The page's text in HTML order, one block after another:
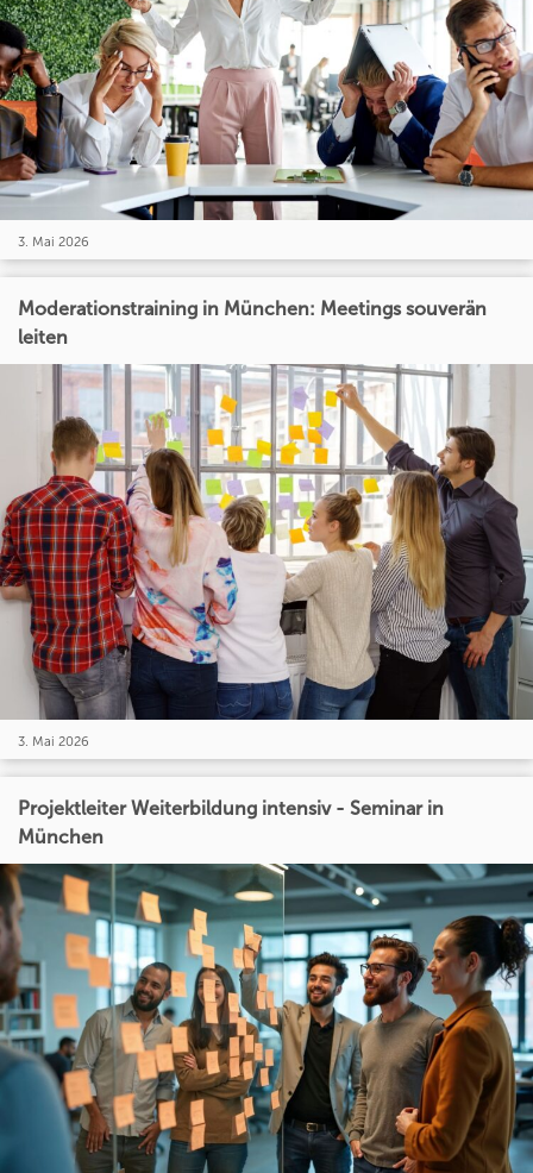
3. Mai 2026
Moderationstraining in München: Meetings souverän
leiten
3. Mai 2026
Projektleiter Weiterbildung intensiv - Seminar in
München